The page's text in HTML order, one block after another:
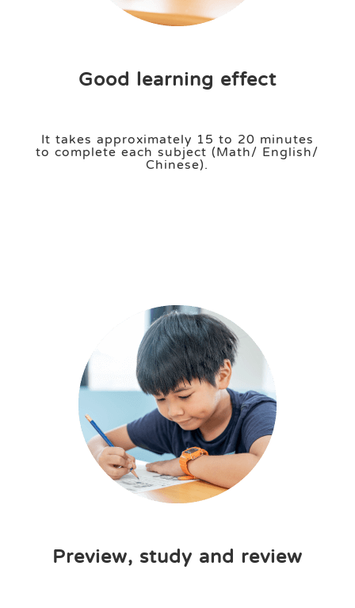
Good learning effect
It takes approximately 15 to 20 minutes
to complete each subject (Math/ English/
Chinese).
Preview, study and review